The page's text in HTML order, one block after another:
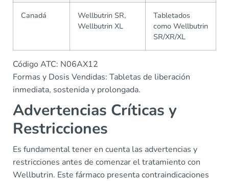
Canadá
Wellbutrin SR,
Wellbutrin XL
Tabletados
como Wellbutrin
SR/XR/XL
Código ATC: N06AX12
Formas y Dosis Vendidas: Tabletas de liberación
inmediata, sostenida y prolongada.
Advertencias Críticas y
Restricciones
Es fundamental tener en cuenta las advertencias y
restricciones antes de comenzar el tratamiento con
Wellbutrin. Este fármaco presenta contraindicaciones